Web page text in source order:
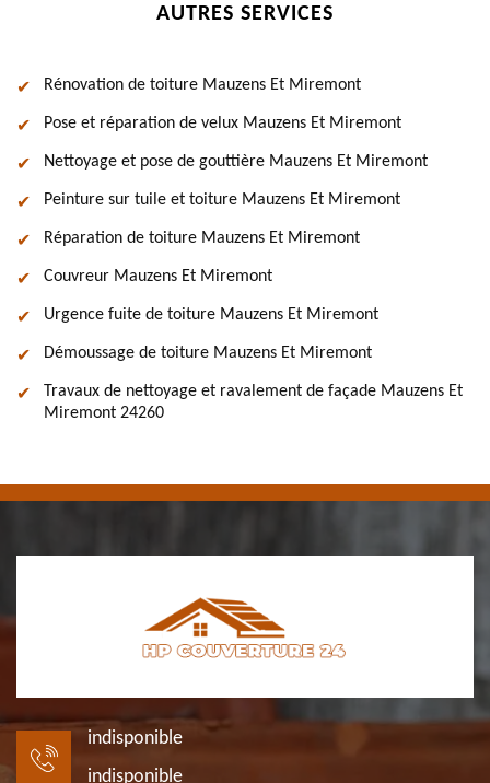
AUTRES SERVICES
Rénovation de toiture Mauzens Et Miremont
Pose et réparation de velux Mauzens Et Miremont
Nettoyage et pose de gouttière Mauzens Et Miremont
Peinture sur tuile et toiture Mauzens Et Miremont
Réparation de toiture Mauzens Et Miremont
Couvreur Mauzens Et Miremont
Urgence fuite de toiture Mauzens Et Miremont
Démoussage de toiture Mauzens Et Miremont
Travaux de nettoyage et ravalement de façade Mauzens Et
Miremont 24260
indisponible
indisponible